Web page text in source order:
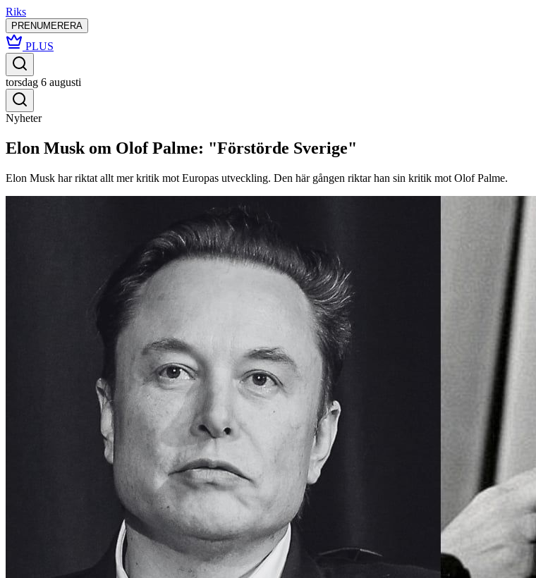
Riks
PRENUMERERA
PLUS
torsdag 6 augusti
Nyheter
Elon Musk om Olof Palme: "Förstörde Sverige"
Elon Musk har riktat allt mer kritik mot Europas utveckling. Den här gången riktar han sin kritik mot Olof Palme.